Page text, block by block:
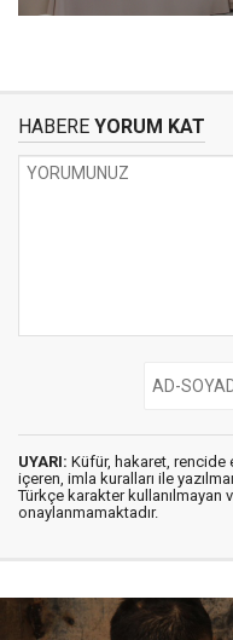
HABERE YORUM KAT
UYARI: Küfür, hakaret, rencide
içeren, imla kuralları ile
Türkçe karakter kullanılmayan
onaylanmamaktadır.